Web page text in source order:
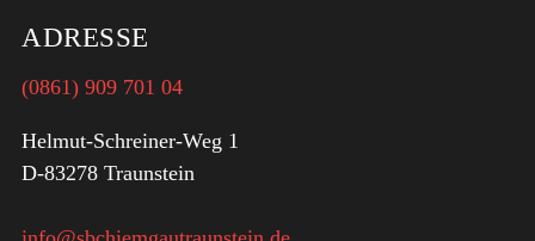
ADRESSE
(0861) 909 701 04
Helmut-Schreiner-Weg 1
D-83278 Traunstein